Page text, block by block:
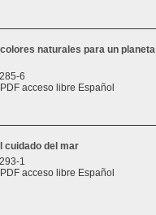
naturales para un planeta
6
acceso libre Español
cuidado del mar
1
acceso libre Español